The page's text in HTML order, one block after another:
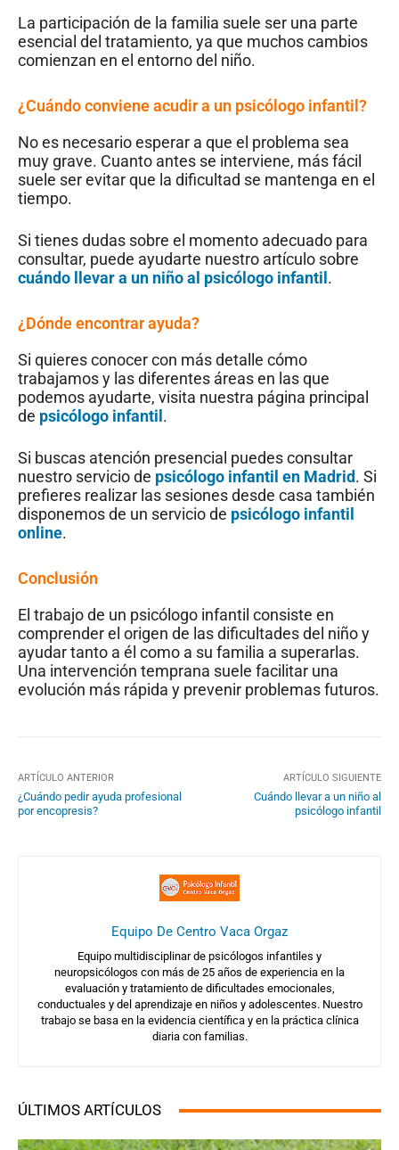
La participación de la familia suele ser una parte
esencial del tratamiento, ya que muchos cambios
comienzan en el entorno del niño.
¿Cuándo conviene acudir a un psicólogo infantil?
No es necesario esperar a que el problema sea
muy grave. Cuanto antes se interviene, más fácil
suele ser evitar que la dificultad se mantenga en el
tiempo.
Si tienes dudas sobre el momento adecuado para
consultar, puede ayudarte nuestro artículo sobre
cuándo llevar a un niño al psicólogo infantil .
¿Dónde encontrar ayuda?
Si quieres conocer con más detalle cómo
trabajamos y las diferentes áreas en las que
podemos ayudarte, visita nuestra página principal
de psicólogo infantil .
Si buscas atención presencial puedes consultar
nuestro servicio de psicólogo infantil en Madrid. Si
prefieres realizar las sesiones desde casa también
disponemos de un servicio de psicólogo infantil
online.
Conclusión
El trabajo de un psicólogo infantil consiste en
comprender el origen de las dificultades del niño y
ayudar tanto a él como a su familia a superarlas.
Una intervención temprana suele facilitar una
evolución más rápida y prevenir problemas futuros.
ARTÍCULO ANTERIOR
¿Cuándo pedir ayuda profesional
por encopresis?
ARTÍCULO SIGUIENTE
Cuándo llevar a un niño al
psicólogo infantil
Equipo De Centro Vaca Orgaz
Equipo multidisciplinar de psicólogos infantiles y
neuropsicólogos con más de 25 años de experiencia en la
evaluación y tratamiento de dificultades emocionales,
conductuales y del aprendizaje en niños y adolescentes. Nuestro
trabajo se basa en la evidencia científica y en la práctica clínica
diaria con familias.
ÚLTIMOS ARTÍCULOS